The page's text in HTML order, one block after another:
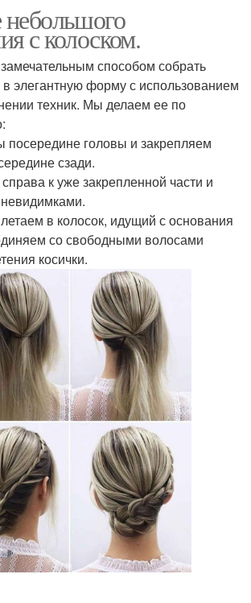
небольшого
с колоском.
способом собрать
элегантную форму с использованием
техник. Мы делаем ее по
посередине головы и закрепляем
сзади.
к уже закрепленной части и
в колосок, идущий с основания
со свободными волосами
косички.